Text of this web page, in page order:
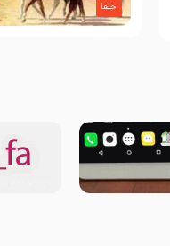
خلفا